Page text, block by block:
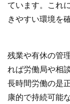
ています。これ
きやすい環境を
残業や有休の管
れば労働局や相
長時間労働の是
康的で持続可能